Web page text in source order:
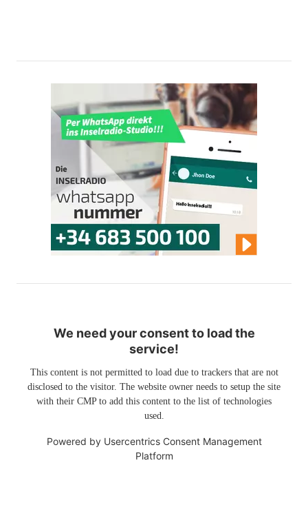
We need your consent to load the
service!
This content is not permitted to load due to trackers that are not
disclosed to the visitor. The website owner needs to setup the site
with their CMP to add this content to the list of technologies
used.
Powered by Usercentrics Consent Management
Platform